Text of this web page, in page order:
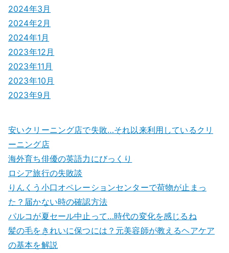
2024年3月
2024年2月
2024年1月
2023年12月
2023年11月
2023年10月
2023年9月
安いクリーニング店で失敗…それ以来利用しているクリ
ーニング店
海外育ち俳優の英語力にびっくり
ロシア旅行の失敗談
りんくう小口オペレーションセンターで荷物が止まっ
た？届かない時の確認方法
パルコが夏セール中止って…時代の変化を感じるね
髪の毛をきれいに保つには？元美容師が教えるヘアケア
の基本を解説